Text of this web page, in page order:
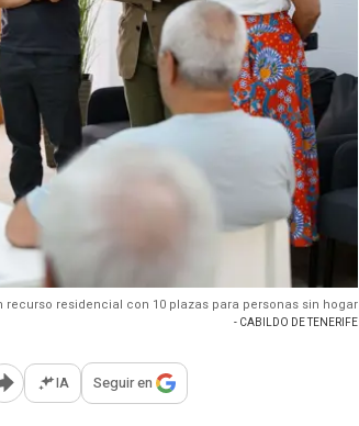
residencial con 10 plazas para personas sin hogar
- CABILDO DE TENERIFE
Abrir opciones para compartir
IA Seguir en